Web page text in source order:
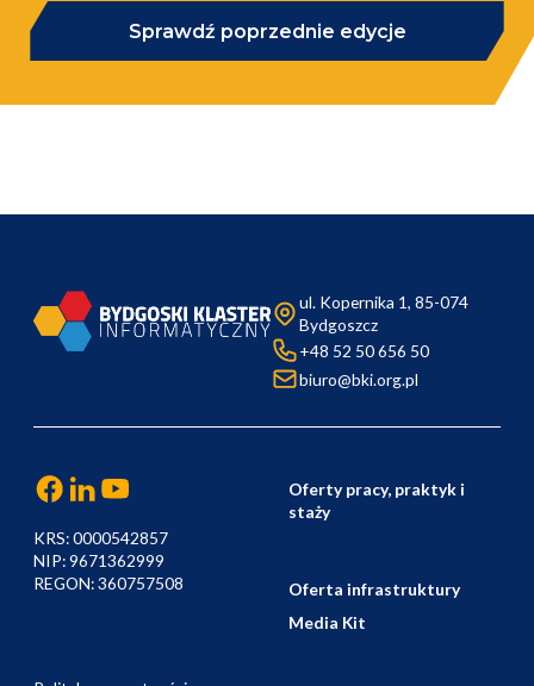
Sprawdź poprzednie edycje
ul. Kopernika 1, 85-074
Bydgoszcz
+48 52 50 656 50
biuro@bki.org.pl
KRS: 0000542857
NIP: 9671362999
REGON: 360757508
Oferty pracy, praktyk i
staży
Oferta infrastruktury
Media Kit